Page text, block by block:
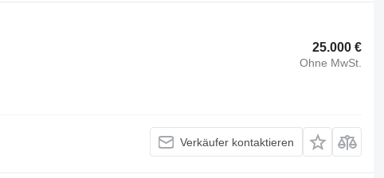
25.000 €
Ohne MwSt.
Verkäufer kontaktieren